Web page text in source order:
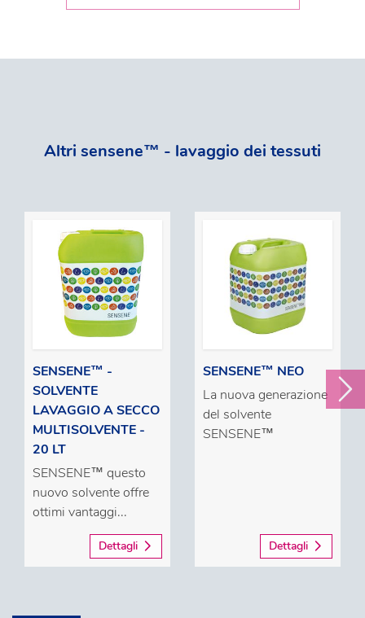
Altri sensene™ - lavaggio dei tessuti
SENSENE™ -
SOLVENTE
LAVAGGIO A SECCO
MULTISOLVENTE -
20 LT
SENSENE™ questo
nuovo solvente offre
ottimi vantaggi...
Dettagli
SENSENE™ NEO
La nuova generazione
del solvente
SENSENE™
Dettagli